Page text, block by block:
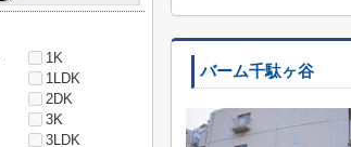
バーム千駄ヶ谷
1K
1LDK
2DK
3K
3LDK